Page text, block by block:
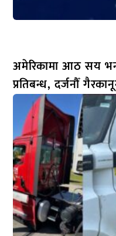
अमेरिकामा आठ सय
प्रतिबन्ध, दर्जनौँ